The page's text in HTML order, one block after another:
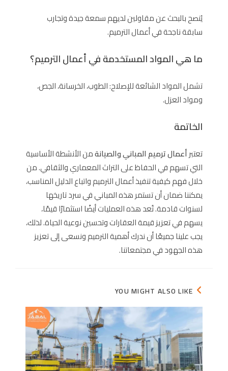
يُنصح بالبحث عن مقاولين لديهم سمعة جيدة وتجارب
سابقة ناجحة في أعمال الترميم.
ما هي المواد المستخدمة في أعمال الترميم؟
تشمل المواد الشائعة للإصلاح: الطوب، الخرسانة، الجص،
ومواد العزل.
الخاتمة
تعتبرأعمال ترميم المباني والصيانةمن الأنشطة الأساسية
التي تسهم في الحفاظ على التراث المعماري والثقافي. من
خلال فهم كيفية تنفيذ أعمال الترميم واتباع الدليل المناسب،
يمكننا ضمان أن تستمر هذه المباني في سرد تاريخها
لسنوات قادمة. تُعد هذه العمليات أيضًا استثمارًا قيمًا،
يسهم في تعزيز قيمة العقارات وتحسين نوعية الحياة. لذلك،
يجب علينا جميعًا أن ندرك أهمية الترميم ونسعى إلى تعزيز
هذه الجهود في مجتمعاتنا.
YOU MIGHT ALSO LIKE